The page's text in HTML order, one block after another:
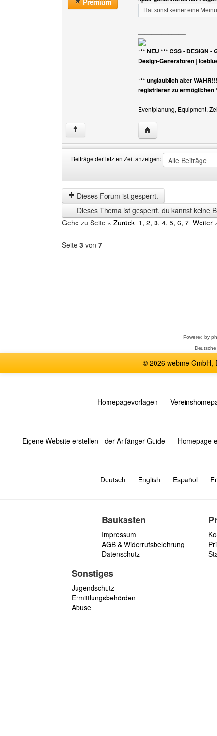
Premium
Hat sonst keiner eine
*** NEU *** CSS - DESIGN -
Design-Generatoren |
*** unglaublich aber
registrieren zu ermöglichen
Eventplanung, Equipment,
↑ Website dieses
Beiträge der letzten Zeit anzeigen:
der
letzten
Zeit
anzeigen
by
Dieses Forum ist gesperrt.
Dieses Thema ist gesperrt, du kannst keine
Gehe zu Seite « Zurück 1 , 2, 3, 4, 5, 6, 7 Weiter
Seite 3 von 7
Powered by
© 2026 webme GmbH,
Homepagevorlagen
Eigene Website erstellen - der Anfänger Guide Homepage
Deutsch English Español
Baukasten
Impressum
AGB & Widerrufsbelehrung
Datenschutz
Sonstiges
Jugendschutz
Ermittlungsbehörden
Abuse